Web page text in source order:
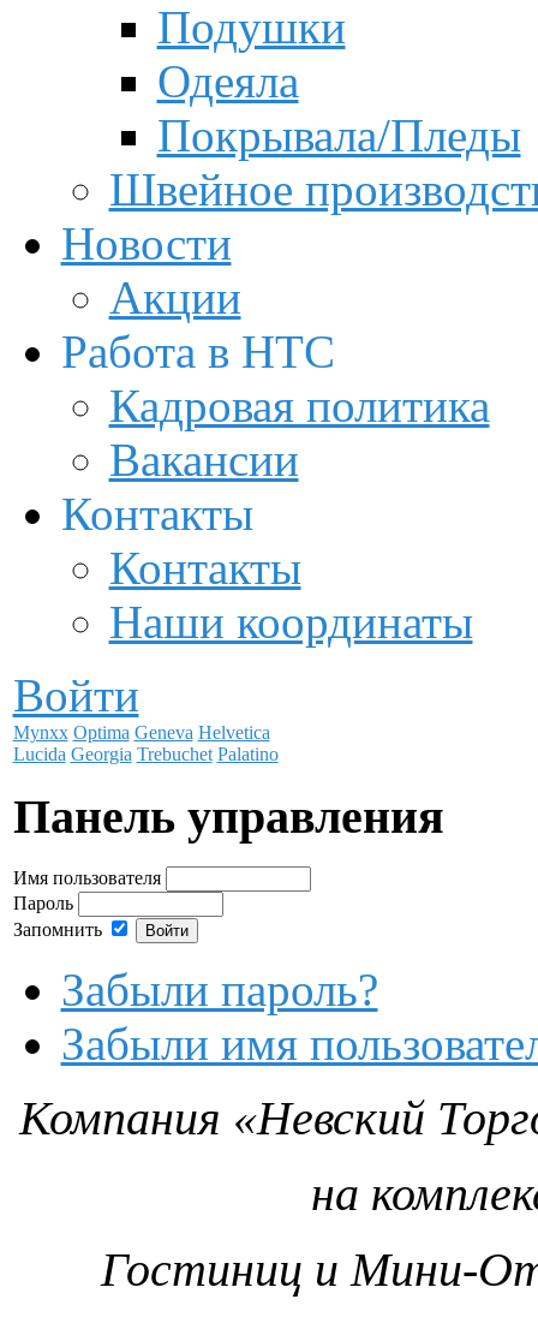
Подушки
Одеяла
Покрывала/Пледы
Швейное
Новости
Акции
Работа в НТС
Кадровая политика
Вакансии
Контакты
Контакты
Наши координаты
Войти
Mynxx Optima Geneva Helvetica
Lucida Georgia Trebuchet Palatino
Панель управления
Имя пользователя
Пароль
Запомнить
Забыли пароль?
Забыли имя
Компания «Невский
на
Гостиниц и Мини-